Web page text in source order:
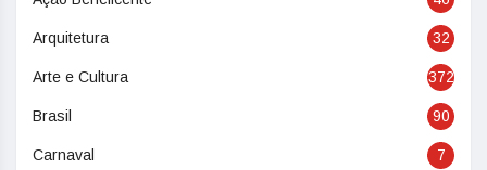
Arquitetura 32
Arte e Cultura 372
Brasil 90
Carnaval 7